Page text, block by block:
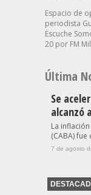
Espacio de
periodista
Escuche
20 por FM
Última
Se
alcanzó
La
(CABA) fue
7 de agosto